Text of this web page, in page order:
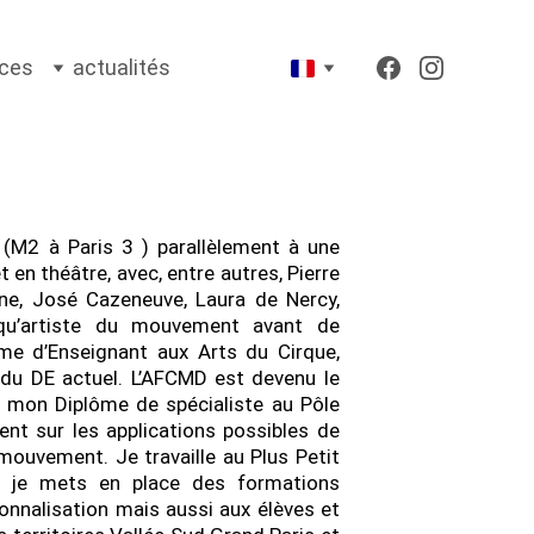
actualités
à Paris 3 ) parallèlement à une
théâtre, avec, entre autres, Pierre
José Cazeneuve, Laura de Nercy,
du mouvement avant de
d’Enseignant aux Arts du Cirque,
DE actuel. L’AFCMD est devenu le
Diplôme de spécialiste au Pôle
sur les applications possibles de
Je travaille au Plus Petit
je mets en place des formations
mais aussi aux élèves et